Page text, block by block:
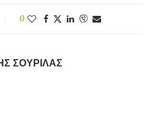
0
ΣΟΥΡΊΛΑΣ